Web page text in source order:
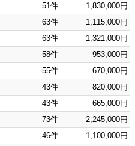
51件
1,830,000円
63件
1,115,000円
63件
1,321,000円
58件
953,000円
55件
670,000円
43件
820,000円
43件
665,000円
73件
2,245,000円
46件
1,100,000円